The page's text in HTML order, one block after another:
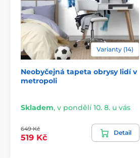
2) Fototapety s úpravou motivu
konkrétním rozměrům, což
mírné oříznutí. Po kliknutí na
tapety se skládají z 49 cm širokých
Rozměry (v cm): 147x270(3 pruhy),
245x270
, 294x270(6
Varianty (14)
Neobyčejná tapeta obrysy lidí v
metropoli
Skladem, v pondělí 10. 8. u vás
649 Kč
519 Kč
Detail